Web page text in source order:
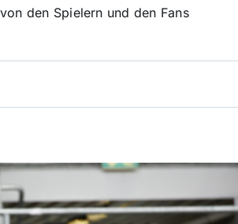
den Spielern und den Fans